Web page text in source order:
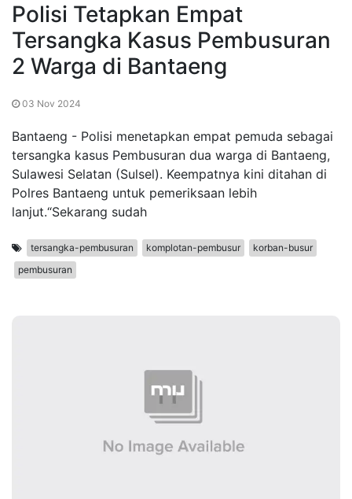
Polisi Tetapkan Empat
Tersangka Kasus Pembusuran
2 Warga di Bantaeng
03 Nov 2024
Bantaeng - Polisi menetapkan empat pemuda sebagai
tersangka kasus Pembusuran dua warga di Bantaeng,
Sulawesi Selatan (Sulsel). Keempatnya kini ditahan di
Polres Bantaeng untuk pemeriksaan lebih
lanjut.“Sekarang sudah
tersangka-pembusuran komplotan-pembusur
korban-busur
pembusuran